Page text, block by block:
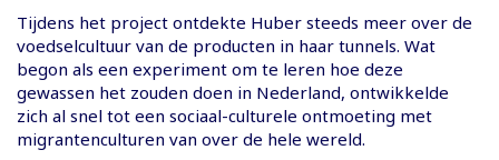
Tijdens het project ontdekte Huber steeds meer over de
voedselcultuur van de producten in haar tunnels. Wat
begon als een experiment om te leren hoe deze
gewassen het zouden doen in Nederland, ontwikkelde
zich al snel tot een sociaal-culturele ontmoeting met
migrantenculturen van over de hele wereld.